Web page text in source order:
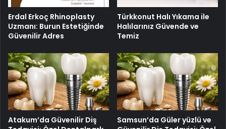
Erdal Erkoç Rhinoplasty
Uzmanı: Burun Estetiğinde
Güvenilir Adres
Türkkonut Halı Yıkama ile
Halılarınız Güvende ve
Temiz
Atakum’da Güvenilir Diş
Samsun’da Güler yüzlü ve